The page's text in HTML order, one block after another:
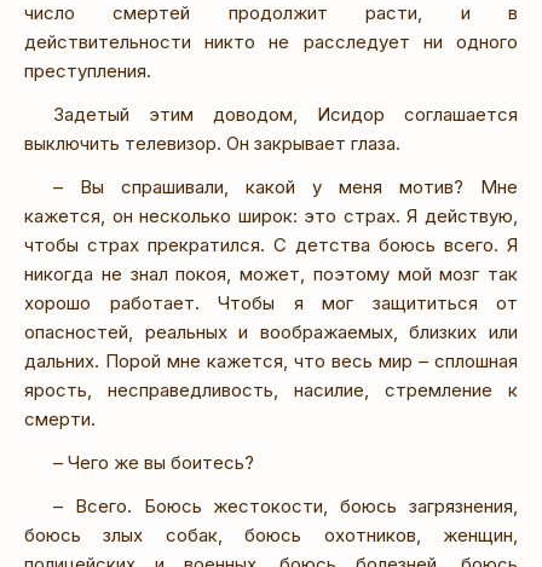
число смертей продолжит расти, и в
действительности никто не расследует ни одного
преступления.
Задетый этим доводом, Исидор соглашается
выключить телевизор. Он закрывает глаза.
– Вы спрашивали, какой у меня мотив? Мне
кажется, он несколько широк: это страх. Я действую,
чтобы страх прекратился. С детства боюсь всего. Я
никогда не знал покоя, может, поэтому мой мозг так
хорошо работает. Чтобы я мог защититься от
опасностей, реальных и воображаемых, близких или
дальних. Порой мне кажется, что весь мир – сплошная
ярость, несправедливость, насилие, стремление к
смерти.
– Чего же вы боитесь?
– Всего. Боюсь жестокости, боюсь загрязнения,
боюсь злых собак, боюсь охотников, женщин,